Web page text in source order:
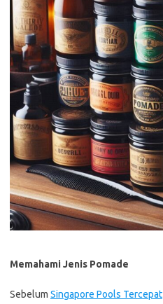
Memahami Jenis Pomade
Sebelum Singapore Pools Tercepat